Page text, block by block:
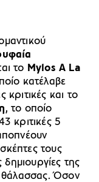
το Mylos A La
κατέλαβε
και το
, το οποίο
κριτικές 5
τους
δημιουργίες της
θάλασσας. Όσον